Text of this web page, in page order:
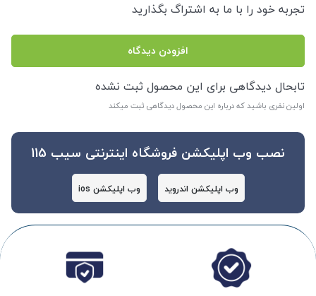
تجربه خود را با ما به اشتراگ بگذارید
افزودن دیدگاه
تابحال دیدگاهی برای این محصول ثبت نشده
اولین نفری باشید که درباره این محصول دیدگاهی ثبت میکند
نصب وب اپلیکشن فروشگاه اینترنتی سیب 115
وب اپلیکشن اندروید وب اپلیکشن ios